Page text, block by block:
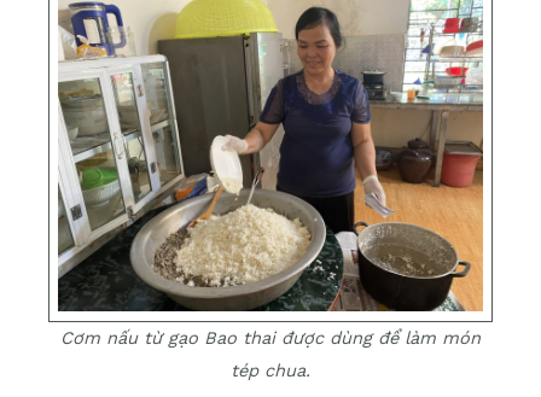
Cơm nấu từ gạo Bao thai được dùng để làm món
tép chua.